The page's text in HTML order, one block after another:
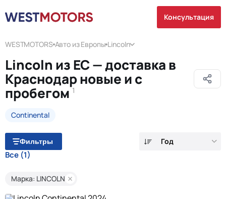
Консультация
WESTMOTORS Авто из Европы Lincoln
Lincoln из ЕС — доставка в
Краснодар новые и с
пробегом1
Continental
Фильтры Год
Все (1)
Марка: LINCOLN